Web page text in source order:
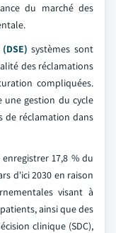
du marché des
systèmes sont
des réclamations
compliquées.
une gestion du cycle
de réclamation dans
17,8 % du
d'ici 2030 en raison
visant à
ainsi que des
clinique (SDC),